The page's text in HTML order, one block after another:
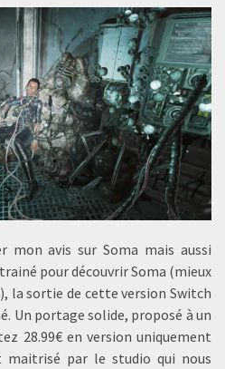
mon avis sur Soma mais aussi
pour découvrir Soma (mieux
la sortie de cette version Switch
Un portage solide, proposé à un
28.99€ en version uniquement
maitrisé par le studio qui nous